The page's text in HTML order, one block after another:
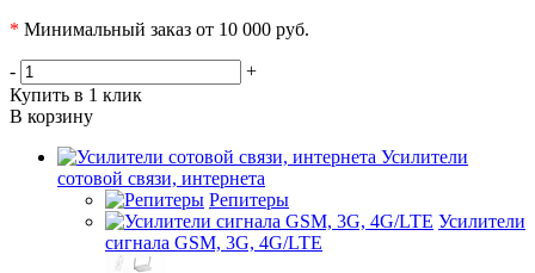
* Минимальный заказ от 10 000 руб.
-
+
Купить в 1 клик
В корзину
Усилители
сотовой связи, интернета
Репитеры
Усилители
сигнала GSM, 3G, 4G/LTE